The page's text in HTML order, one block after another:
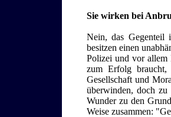
Sie wirken bei
Nein, das Gegenteil
besitzen einen
Polizei und vor allem
zum Erfolg
Gesellschaft und
überwinden, doch zu
Wunder zu den
Weise zusammen: